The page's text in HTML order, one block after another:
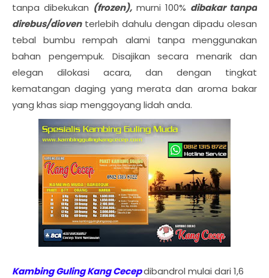
tanpa dibekukan (frozen), murni 100% dibakar tanpa
direbus/dioventerlebih dahulu dengan dipadu olesan
tebal bumbu rempah alami tanpa menggunakan
bahan pengempuk. Disajikan secara menarik dan
elegan dilokasi acara, dan dengan tingkat
kematangan daging yang merata dan aroma bakar
yang khas siap menggoyang lidah anda.
Kambing Guling Kang Cecepdibandrol mulai dari 1,6